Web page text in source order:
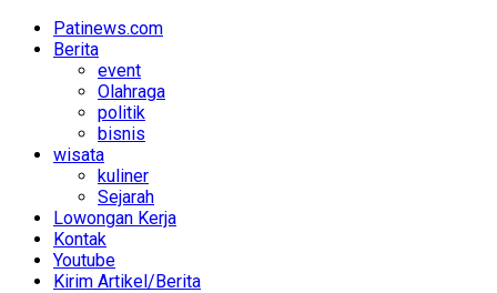
Patinews.com
Berita
event
Olahraga
politik
bisnis
wisata
kuliner
Sejarah
Lowongan Kerja
Kontak
Youtube
Kirim Artikel/Berita